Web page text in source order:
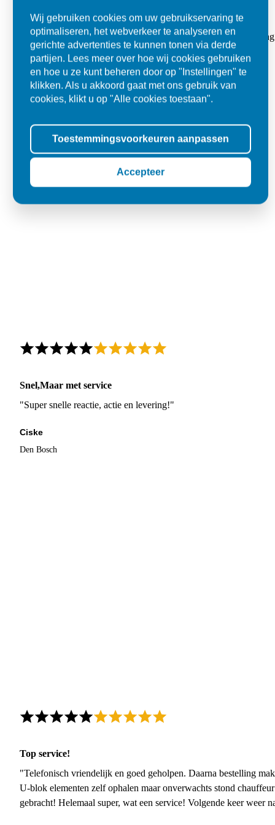
Super
"Goed geholpen bij aankoop en zeer klantvriendelijk. De
tegels voor in de tuin."
Jolanda
Oss
Snel,Maar met service
"Super snelle reactie, actie en levering!"
Ciske
Den Bosch
Top service!
"Telefonisch vriendelijk en goed geholpen. Daarna bestelling
U-blok elementen zelf ophalen maar onverwachts stond
gebracht! Helemaal super, wat een service! Volgende keer weer
Wij gebruiken cookies om uw gebruikservaring te
optimaliseren, het webverkeer te analyseren en
gerichte advertenties te kunnen tonen via derde
partijen. Lees meer over hoe wij cookies gebruiken
en hoe u ze kunt beheren door op "Instellingen" te
klikken. Als u akkoord gaat met ons gebruik van
cookies, klikt u op "Alle cookies toestaan".
Toestemmingsvoorkeuren aanpassen
Accepteer